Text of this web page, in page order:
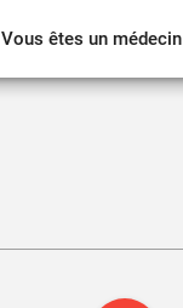
Vous êtes un médecin